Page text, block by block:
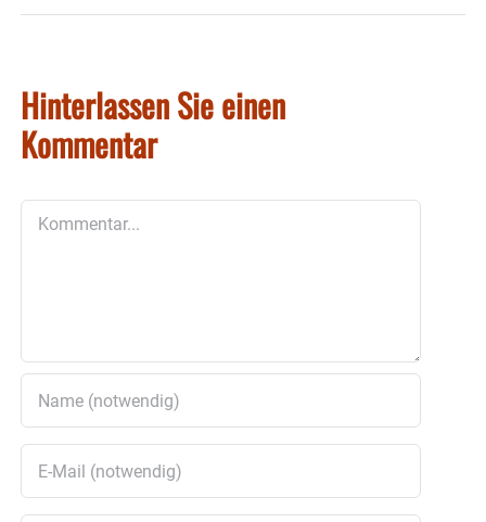
Hinterlassen Sie einen
Kommentar